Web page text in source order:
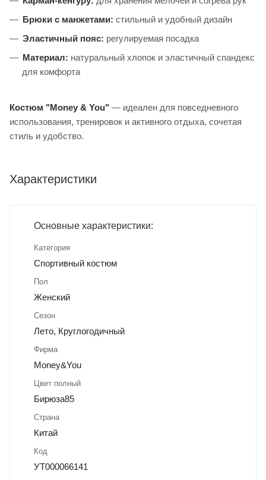
Брюки с манжетами: стильный и удобный дизайн
Эластичный пояс: регулируемая посадка
Материал: натуральный хлопок и эластичный спандекс
для комфорта
Костюм "Money & You" — идеален для повседневного
использования, тренировок и активного отдыха, сочетая
стиль и удобство.
Характеристики
Основные характеристики:
Категория
Спортивный костюм
Пол
Женский
Сезон
Лето, Круглогодичный
Фирма
Money&You
Цвет полный
Бирюза85
Страна
Китай
Код
УТ000066141